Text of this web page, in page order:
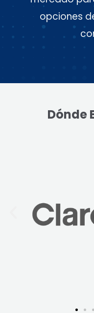
opciones
Dónde